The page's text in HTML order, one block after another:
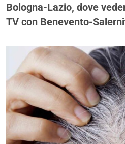
Bologna-Lazio, dove
TV con Benevento-